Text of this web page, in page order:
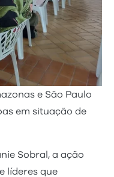
e São Paulo
em situação de
Sobral, a ação
líderes que